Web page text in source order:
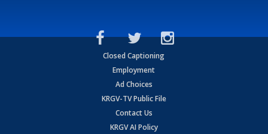
Closed Captioning
Employment
Ad Choices
KRGV-TV Public File
Contact Us
KRGV AI Policy